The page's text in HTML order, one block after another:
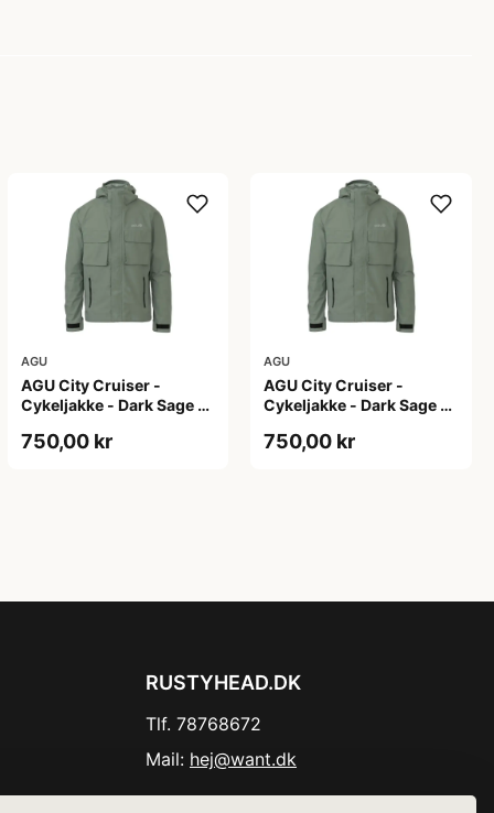
AGU
AGU City Cruiser -
Cykeljakke - Dark Sage -
750,00 kr
AGU
AGU City Cruiser -
Cykeljakke - Dark Sage -
750,00 kr
RUSTYHEAD.DK
Tlf. 78768672
Mail: hej@want.dk